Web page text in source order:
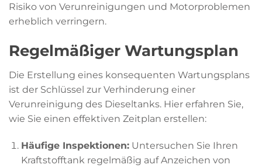
Risiko von Verunreinigungen und Motorproblemen
erheblich verringern.
Regelmäßiger Wartungsplan
Die Erstellung eines konsequenten Wartungsplans
ist der Schlüssel zur Verhinderung einer
Verunreinigung des Dieseltanks. Hier erfahren Sie,
wie Sie einen effektiven Zeitplan erstellen:
Häufige Inspektionen:Untersuchen Sie Ihren
Kraftstofftank regelmäßig auf Anzeichen von